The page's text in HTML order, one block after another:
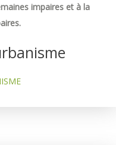
impaires et à la